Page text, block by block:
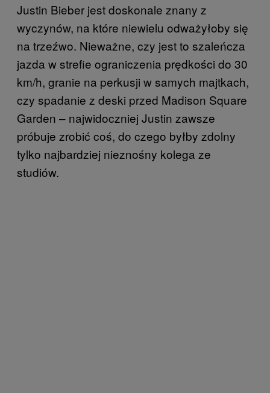
Justin Bieber jest doskonale znany z
wyczynów, na które niewielu odważyłoby się
na trzeźwo. Nieważne, czy jest to szaleńcza
jazda w strefie ograniczenia prędkości do 30
km/h, granie na perkusji w samych majtkach,
czy spadanie z deski przed Madison Square
Garden – najwidoczniej Justin zawsze
próbuje zrobić coś, do czego byłby zdolny
tylko najbardziej nieznośny kolega ze
studiów.